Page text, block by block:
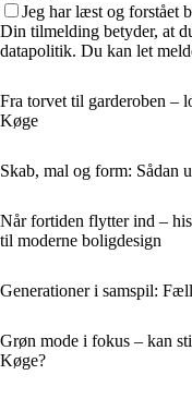
Jeg har læst og forstået
Din tilmelding betyder, at
datapolitik. Du kan let
Fra torvet til garderoben –
Køge
Skab, mal og form: Sådan
Når fortiden flytter ind –
til moderne boligdesign
Generationer i samspil:
Grøn mode i fokus – kan
Køge?